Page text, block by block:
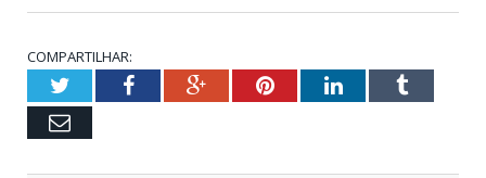
COMPARTILHAR:
TwitterFacebookGoogle+PinterestLinkedInTumblr
Email